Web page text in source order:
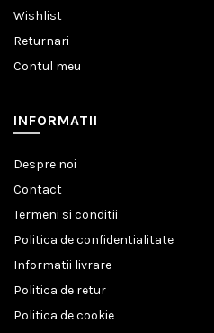
Wishlist
Returnari
Contul meu
INFORMATII
Despre noi
Contact
Termeni si conditii
Politica de confidentialitate
Informatii livrare
Politica de retur
Politica de cookie